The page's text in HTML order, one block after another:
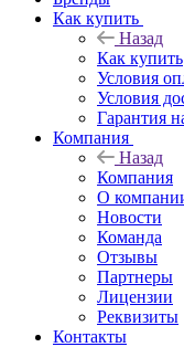
Как купить
Назад
Как купить
Условия
Условия
Гарантия
Компания
Назад
Компания
О
Новости
Команда
Отзывы
Партнеры
Лицензии
Реквизиты
Контакты